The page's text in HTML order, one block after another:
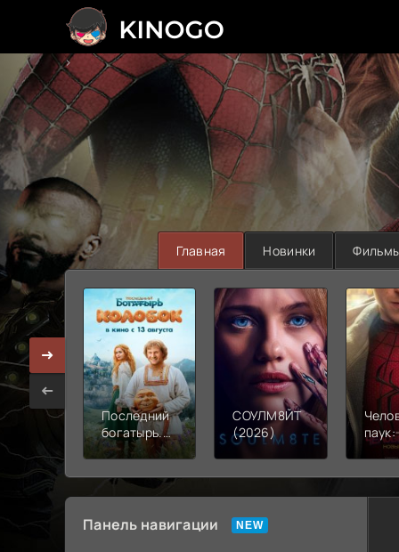
>
Главная Новинки
Последний
богатырь.
Колобок
СОУЛМ8ЙТ
(2026)
Панель навигации